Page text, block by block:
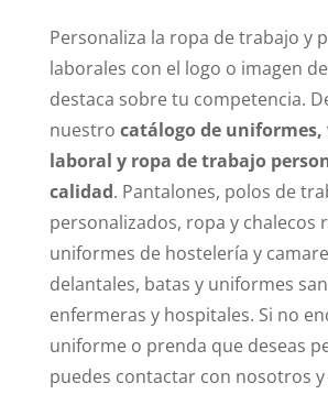
Personaliza la ropa de trabajo y
laborales con el logo o imagen
destaca sobre tu competencia.
nuestro catálogo de
laboral y ropa de trabajo
calidad. Pantalones, polos de
personalizados, ropa y chalecos
uniformes de hostelería y
delantales, batas y uniformes
enfermeras y hospitales. Si no
uniforme o prenda que deseas
puedes contactar con nosotros